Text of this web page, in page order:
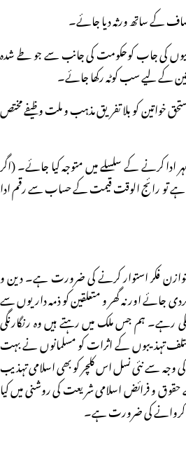
کی جاب کوحکومت کی جانب سے جو طے شدہ
کے لیے سب کوٹہ رکھا جائے۔
خواتین کو بلا تفریق مذہب و ملت وظیفے مختص
ادا کرنے کے سلسلے میں متوجہ کیا جائے۔ (اگر
ہے تو رائج الوقت قیمت کے حساب سے رقم ادا
فکر استوار کرنے کی ضرورت ہے۔ دین و
جائے اور نہ گھر و متعلقین کو ذمہ داریوں سے
رہے۔ ہم جس ملک میں رہتے ہیں وہ رنگارنگی
تہذیبوں کے اثرات کو مسلمانوں نے بہت
سے نئی نسل اس کلچر کو بھی اسلامی تہذیب
و فرائض اسلامی شریعت کی روشنی میں کیا
کی ضرورت ہے۔